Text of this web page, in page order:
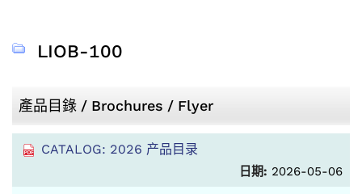
LIOB-100
產品目錄 / Brochures / Flyer
CATALOG: 2026 产品目录
日期: 2026-05-06